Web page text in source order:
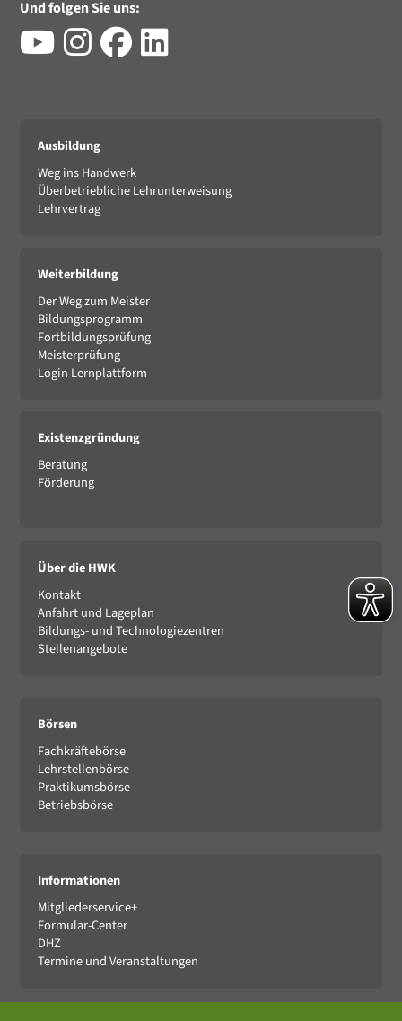
Und folgen Sie uns:
Ausbildung
Weg ins Handwerk
Überbetriebliche Lehrunterweisung
Lehrvertrag
Weiterbildung
Der Weg zum Meister
Bildungsprogramm
Fortbildungsprüfung
Meisterprüfung
Login Lernplattform
Existenzgründung
Beratung
Förderung
Über die HWK
Kontakt
Anfahrt und Lageplan
Bildungs- und Technologiezentren
Stellenangebote
Börsen
Fachkräftebörse
Lehrstellenbörse
Praktikumsbörse
Betriebsbörse
Informationen
Mitgliederservice+
Formular-Center
DHZ
Termine und Veranstaltungen